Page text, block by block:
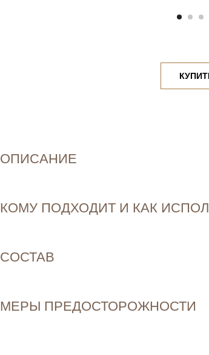
ОПИСАНИЕ
КОМУ ПОДХОДИТ И КАК
СОСТАВ
МЕРЫ ПРЕДОСТОРОЖНОСТИ